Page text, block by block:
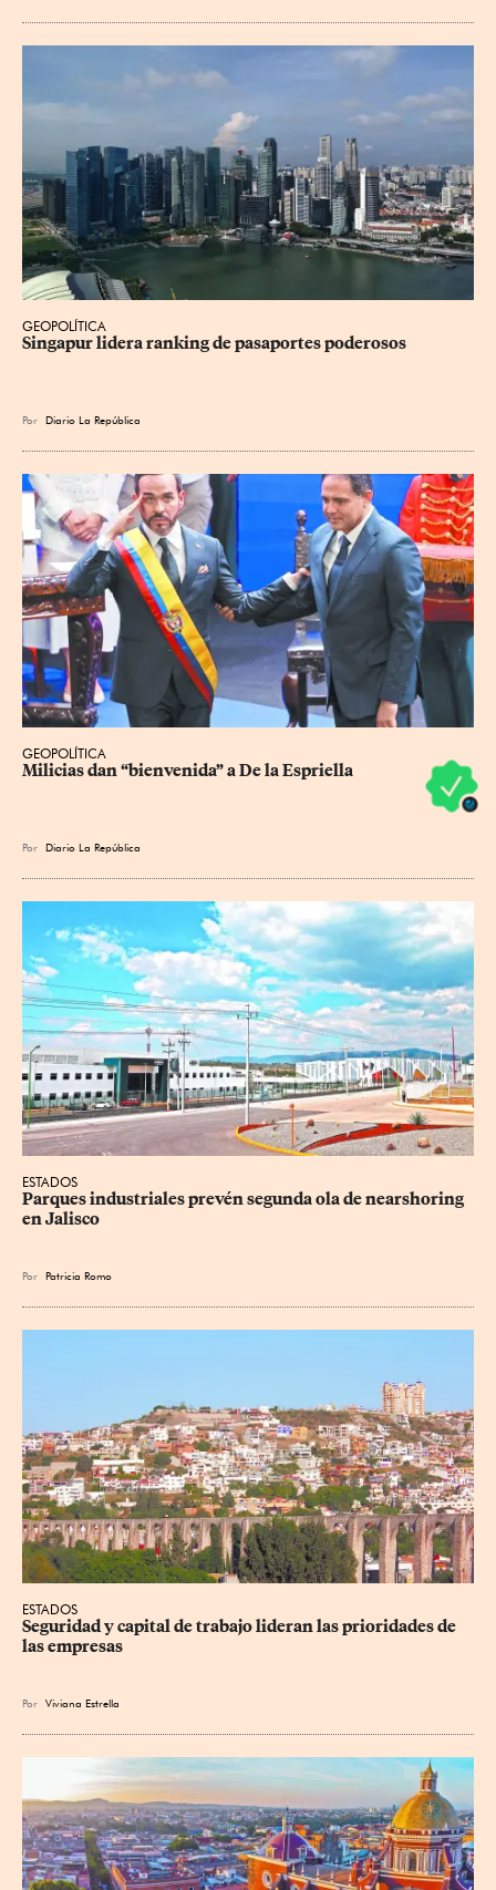
GEOPOLÍTICA
Singapur lidera ranking de pasaportes poderosos
Por Diario La República
GEOPOLÍTICA
Milicias dan “bienvenida” a De la Espriella
Por Diario La República
ESTADOS
Parques industriales prevén segunda ola de nearshoring
en Jalisco
Por Patricia Romo
ESTADOS
Seguridad y capital de trabajo lideran las prioridades de
las empresas
Por Viviana Estrella